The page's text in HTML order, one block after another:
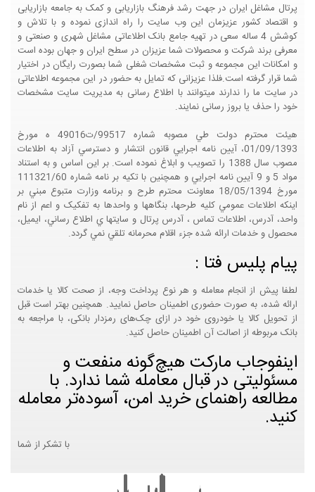
پرتال مشاغل ایران در جهت رشد فرهنگ بازاریابی و کمک به جامعه بازاریابی
و اقتصاد کشور عزیزمان این وب سایت را راه اندازی نموده و با تلاش و
کوشش 4 ساله سعی در تهیه جامع بانک اطلاعاتی مشاغل شهری و صنعتی و
معرفی برند شرکت و محصولات شما عزیزان در سطح ایران و جهان بوده است
و امکانات این مجموعه و ثبت مشخصات شغلی شما بصورت رایگان در اختیار
شما قرار گرفته است.فلذا عزیزانی که تمایل به حضور در این مجموعه اطلاعاتی
در سایت ما را ندارند میتوانند با اطلاع رسانی به مدیریت سایت مشخصات
خود را حذف یا بروز رسانی نمایند.
هيئت محترم دولت طي مصوبه شماره 99517/ت49016 ه مورخ
01/09/1393، آيين نامه اجرايي قانون انتشار و دسترسي آزاد به اطلاعات
مصوب سال 1388 را تصويب و ابلاغ نموده است. بر اين اساس و به استناد
مواد 5 و 9 آيين نامه اجرايي و همچنين با تکيه بر نامه شماره 111321/60
مورخ 18/05/1394 معاونت محترم طرح و برنامه وزارت متبوع مبني بر
اينکه اطلاعات عمومي کليه طرحها، بنگاهها و واحدها به تفکيک و اعم از نام
واحد، آدرس، اطلاعات تماس ، آدرس پرتال و سايتها ي اطلاع رساني، ايميل،
محصول و خدمات ارائه شده جزء اقلام محرمانه تلقي نمي گردد.
پیام پلیس فتا :
لطفا پیش از انجام معامله و هر نوع پرداخت وجه، از صحت کالا یا خدمات
ارائه شده، به صورت حضوری اطمینان حاصل نمایید. همچنین بهتر است قبل
از تحویل کالا یا خودروی خود در ازای چک‌های رمزدار بانکی، با مراجعه به
بانک مربوطه از اصالت آن اطمینان حاصل کنید.
اینفوجاب مارکت هیچ‌گونه منفعت و
مسئولیتی در قبال معامله شما ندارد. با
مطالعه راهنمای خرید امن، آسوده‌تر معامله
کنید.
با تشکر از شما